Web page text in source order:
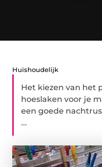
Huishoudelijk
Het kiezen van het
hoeslaken voor je
een goede
...